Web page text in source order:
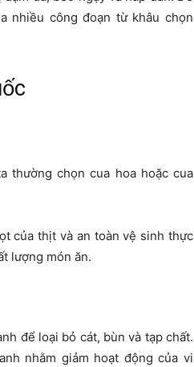
nhiều công đoạn từ khâu chọn
thường chọn cua hoa hoặc cua
của thịt và an toàn vệ sinh thực
lượng món ăn.
để loại bỏ cát, bùn và tạp chất.
nhằm giảm hoạt động của vi